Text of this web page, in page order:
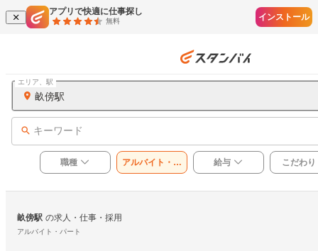
アプリで快適に仕事探し
無料 インストール
畝傍駅
エリア、駅
キーワード
職種
アルバイト・パ
ート
給与 こだわり
畝傍駅 の求人・仕事・採用
アルバイト・パート